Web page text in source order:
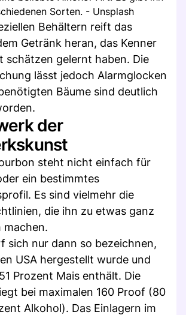
Sorten. - Unsplash
Behältern reift das
Getränk heran, das Kenner
schätzen gelernt haben. Die
lässt jedoch Alarmglocken
Bäume sind deutlich
der
steht nicht einfach für
ein bestimmtes
Es sind vielmehr die
die ihn zu etwas ganz
machen.
sich nur dann so bezeichnen,
USA hergestellt wurde und
Prozent Mais enthält. Die
bei maximalen 160 Proof (80
Alkohol). Das Einlagern im